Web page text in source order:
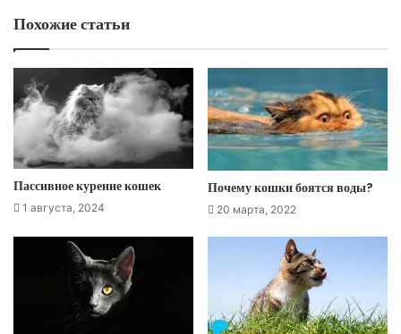
Похожие статьи
Пассивное курение кошек
1 августа, 2024
Почему кошки боятся воды?
20 марта, 2022